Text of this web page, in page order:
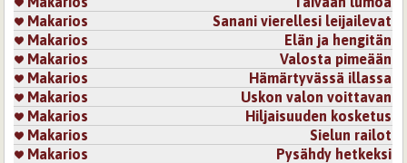
28.9.2010 0:00taivaanlapsi
Alakuloinen koskettava runo, mistä kuvastuu hiljainen
suru.
Kirjaudutairekisteröidykommentoidaksesi
28.9.2010 0:00
Makarios
Sanani vierellesi leijailevat
Makarios
Elän ja hengitän
Makarios
Valosta pimeään
Makarios
Hämärtyvässä illassa
Makarios
Uskon valon voittavan
Makarios
Hiljaisuuden kosketus
Makarios
Sielun railot
Makarios
Pysähdy hetkeksi